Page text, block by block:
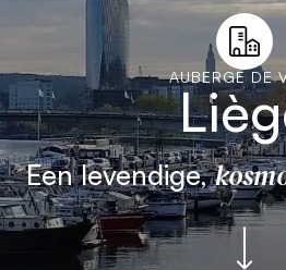
AUBERGE DE
Een levendige,